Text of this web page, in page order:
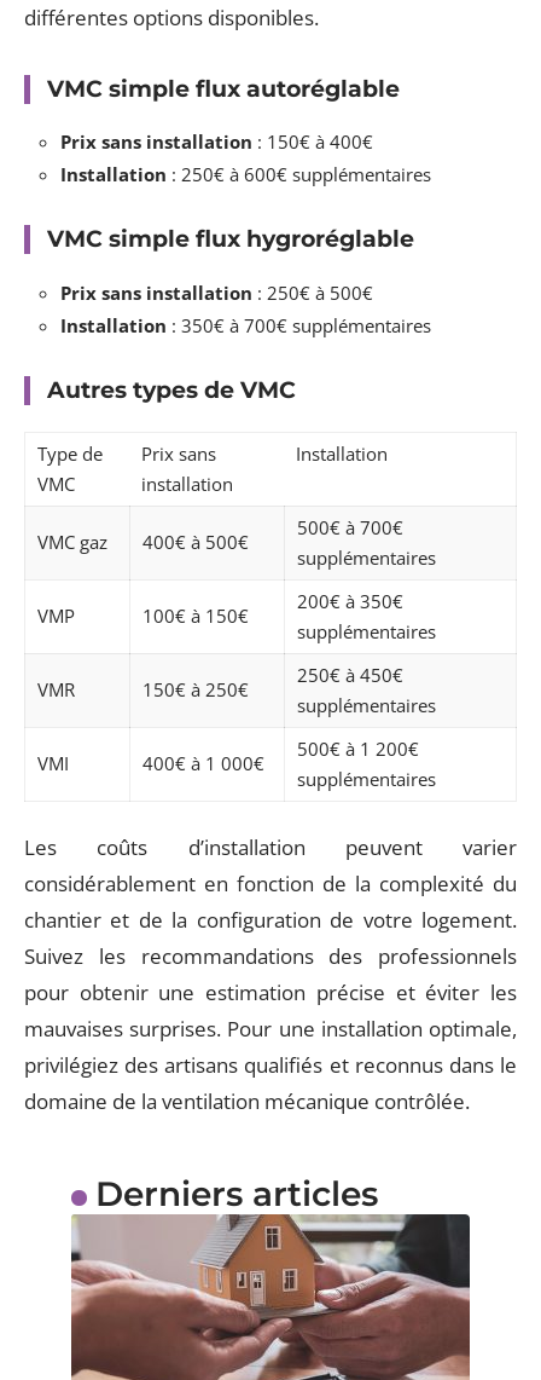
différentes options disponibles.
VMC simple flux autoréglable
Prix sans installation : 150€ à 400€
Installation : 250€ à 600€ supplémentaires
VMC simple flux hygroréglable
Prix sans installation : 250€ à 500€
Installation : 350€ à 700€ supplémentaires
Autres types de VMC
Type de
VMC
Prix sans
installation
Installation
VMC gaz 400€ à 500€
500€ à 700€
supplémentaires
VMP 100€ à 150€
200€ à 350€
supplémentaires
VMR 150€ à 250€
250€ à 450€
supplémentaires
VMI 400€ à 1 000€
500€ à 1 200€
supplémentaires
Les coûts d’installation peuvent varier
considérablement en fonction de la complexité du
chantier et de la configuration de votre logement.
Suivez les recommandations des professionnels
pour obtenir une estimation précise et éviter les
mauvaises surprises. Pour une installation optimale,
privilégiez des artisans qualifiés et reconnus dans le
domaine de la ventilation mécanique contrôlée.
Derniers articles